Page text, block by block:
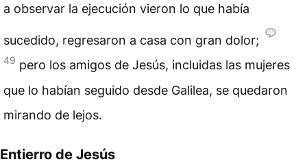
a observar la ejecución vieron lo que había
sucedido, regresaron a casa con gran dolor;
49 pero los amigos de Jesús, incluidas las mujeres
que lo habían seguido desde Galilea, se quedaron
mirando de lejos.
Entierro de Jesús